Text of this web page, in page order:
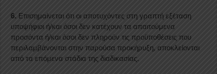
6. Επισημαίνεται ότι οι αποτυχόντες στη γραπτή εξέταση
υποψήφιοι ή/και όσοι δεν κατέχουν τα απαιτούμενα
προσόντα ή/και όσοι δεν πληρούν τις προϋποθέσεις που
περιλαμβάνονται στην παρούσα προκήρυξη, αποκλείονται
από τα επόμενα στάδια της διαδικασίας.